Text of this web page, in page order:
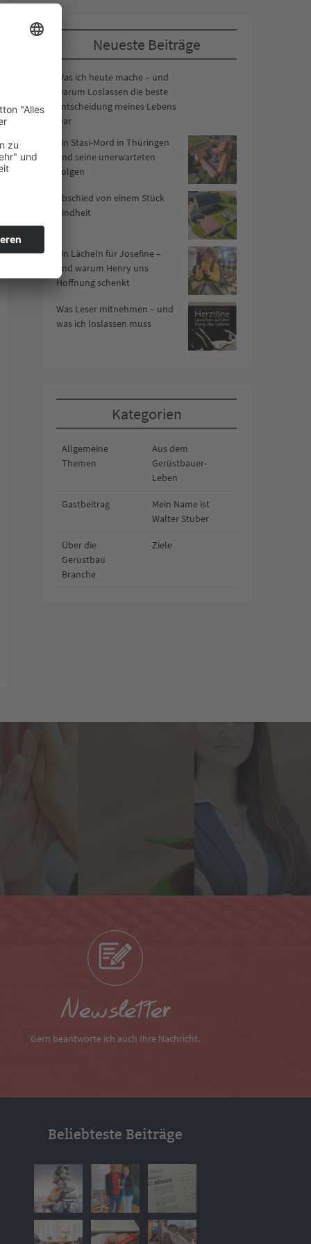
Neueste Beiträge
Was ich heute mache – und
warum Loslassen die beste
Entscheidung meines Lebens
war
Ein Stasi-Mord in Thüringen
und seine unerwarteten
Folgen
Abschied von einem Stück
Kindheit
Ein Lächeln für Josefine –
und warum Henry uns
Hoffnung schenkt
Was Leser mitnehmen – und
was ich loslassen muss
Kategorien
Allgemeine
Themen
Aus dem
Gerüstbauer-
Leben
Gastbeitrag
Mein Name ist
Walter Stuber
Über die
Gerüstbau
Branche
Ziele
Newsletter
Gern beantworte ich auch Ihre Nachricht.
Beliebteste Beiträge